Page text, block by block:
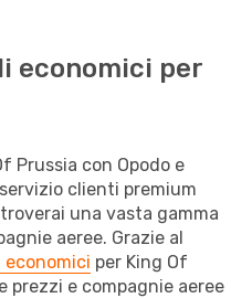
economici per
Prussia con Opodo e
clienti premium
una vasta gamma
aeree. Grazie al
economici per King Of
prezzi e compagnie aeree